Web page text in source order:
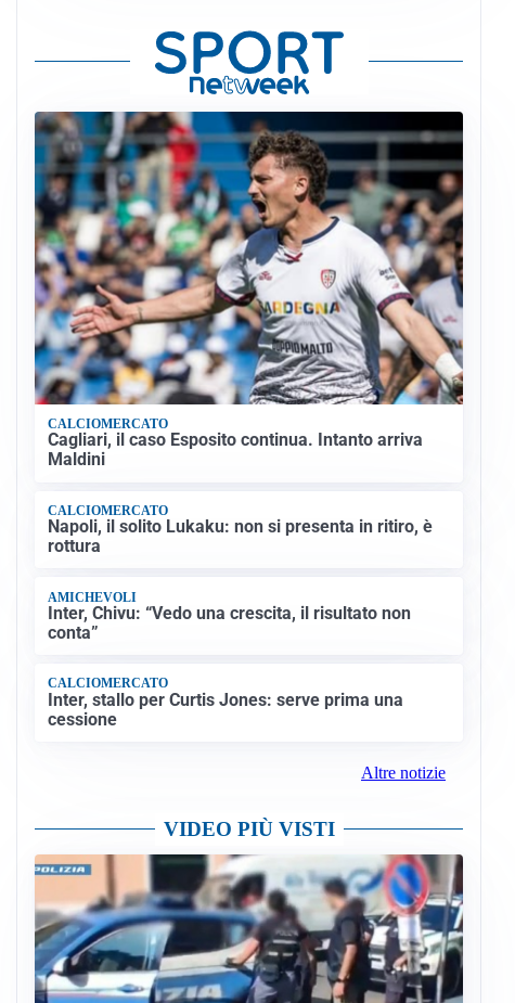
CALCIOMERCATO
Cagliari, il caso Esposito continua. Intanto arriva
Maldini
CALCIOMERCATO
Napoli, il solito Lukaku: non si presenta in ritiro, è
rottura
AMICHEVOLI
Inter, Chivu: “Vedo una crescita, il risultato non
conta”
CALCIOMERCATO
Inter, stallo per Curtis Jones: serve prima una
cessione
Altre notizie
VIDEO PIÙ VISTI